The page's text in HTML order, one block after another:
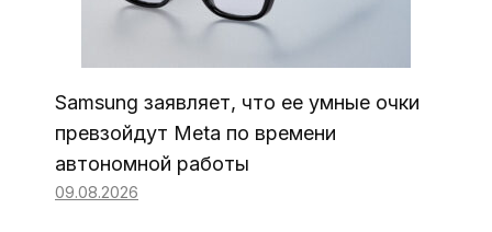
Samsung заявляет, что ее умные очки
превзойдут Meta по времени
автономной работы
09.08.2026